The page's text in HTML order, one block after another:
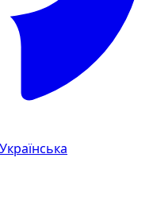
Українська